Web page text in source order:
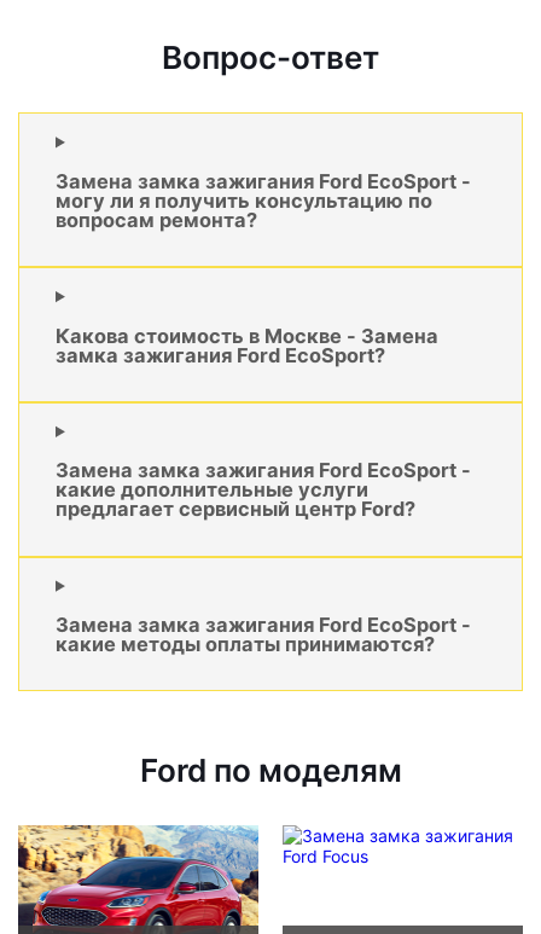
Вопрос-ответ
Замена замка зажигания Ford EcoSport -
могу ли я получить консультацию по
вопросам ремонта?
Какова стоимость в Москве - Замена
замка зажигания Ford EcoSport?
Замена замка зажигания Ford EcoSport -
какие дополнительные услуги
предлагает сервисный центр Ford?
Замена замка зажигания Ford EcoSport -
какие методы оплаты принимаются?
Ford по моделям